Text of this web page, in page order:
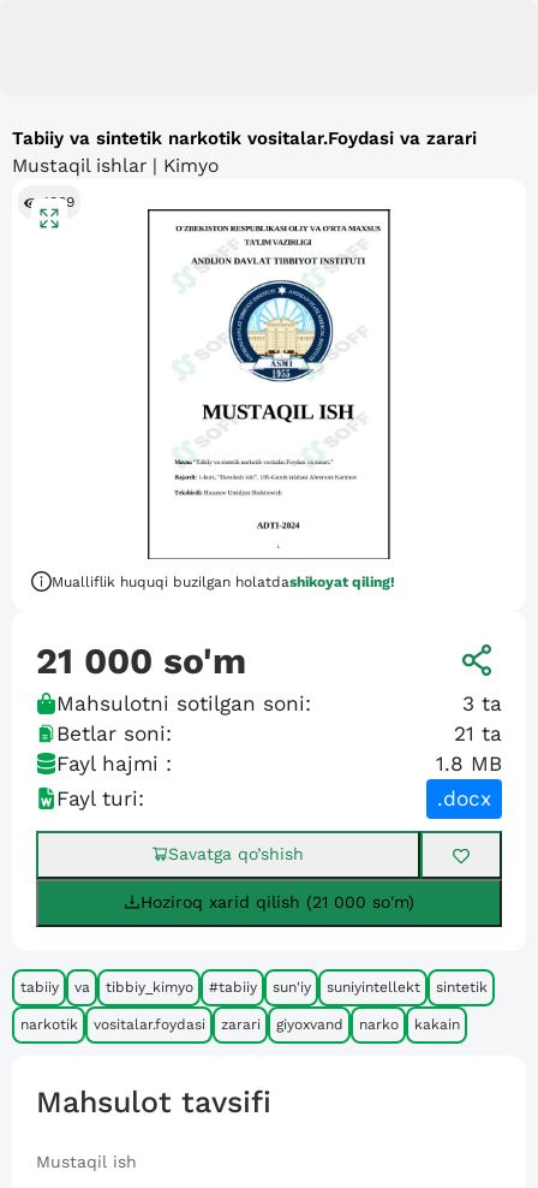
Tabiiy va sintetik narkotik vositalar.Foydasi va zarari
Mustaqil ishlar | Kimyo
1869
Mualliflik huquqi buzilgan holatdashikoyat qiling!
21 000 so'm
Mahsulotni sotilgan soni: 3 ta
Betlar soni:
21 ta
Fayl hajmi :
1.8 MB
Fayl turi:
.docx
Savatga qo’shish
Hoziroq xarid qilish (21 000 so'm)
tabiiy va tibbiy_kimyo #tabiiy sun'iy suniyintellekt sintetik
narkotik vositalar.foydasi zarari giyoxvand narko kakain
Mahsulot tavsifi
Mustaqil ish